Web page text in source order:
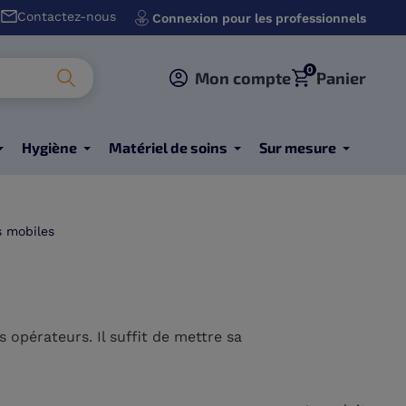
Contactez-nous Connexion pour les professionnels
Mon compte 0 Panier
Hygiène Matériel de soins Sur mesure
mobiles
opérateurs. Il suffit de mettre sa